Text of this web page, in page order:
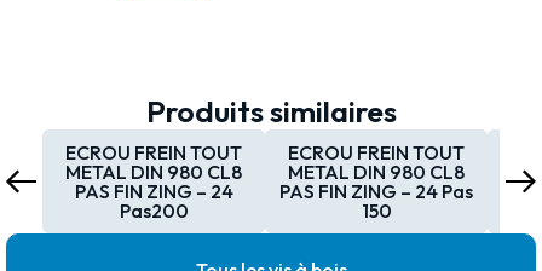
Produits similaires
ECROU FREIN TOUT
METAL DIN 980 CL8
PAS FIN ZING – 24
Pas200
ECROU FREIN TOUT
METAL DIN 980 CL8
PAS FIN ZING – 24 Pas
150